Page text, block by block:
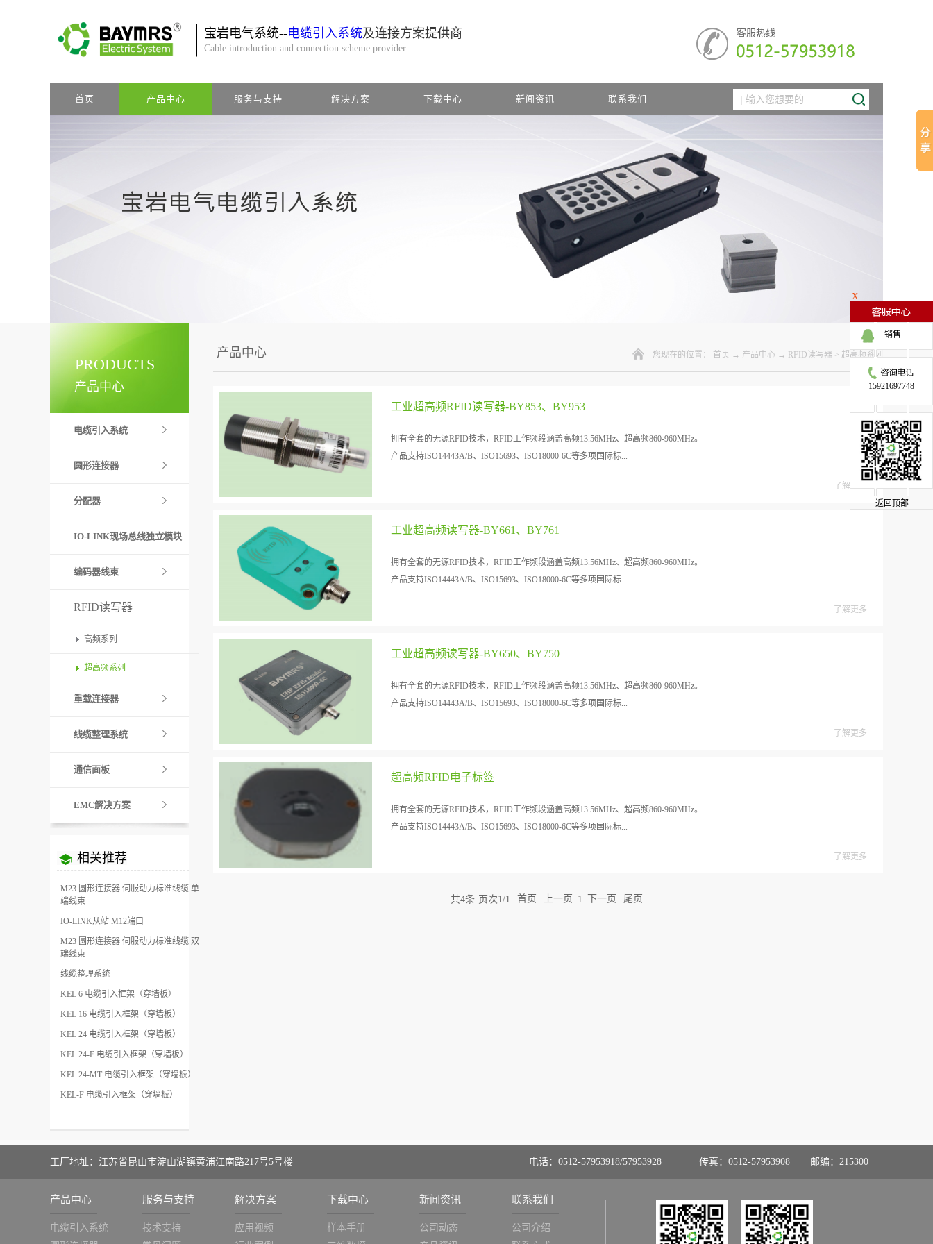
客服热线
宝岩电气系统--电缆引入系统及连接方案提供商
Cable introduction and connection scheme provider
首页 产品中心 服务与支持 解决方案 下载中心 新闻资讯 联系我们
产品中心
PRODUCTS
电缆引入系统
圆形连接器
分配器
IO-LINK现场总线独立模块
编码器线束
RFID读写器
高频系列
超高频系列
重载连接器
线缆整理系统
通信面板
EMC解决方案
相关推荐
M23 圆形连接器 伺服动力标准线缆 单
端线束
IO-LINK从站 M12端口
M23 圆形连接器 伺服动力标准线缆 双
端线束
线缆整理系统
KEL 6 电缆引入框架（穿墙板）
KEL 16 电缆引入框架（穿墙板）
KEL 24 电缆引入框架（穿墙板）
KEL 24-E 电缆引入框架（穿墙板）
KEL 24-MT 电缆引入框架（穿墙板）
KEL-F 电缆引入框架（穿墙板）
产品中心 您现在的位置： 首页 → 产品中心 → RFID读写器 > 超高频系列
工业超高频RFID读写器-BY853、BY953
拥有全套的无源RFID技术，RFID工作频段涵盖高频13.56MHz、超高频860-960MHz。
产品支持ISO14443A/B、ISO15693、ISO18000-6C等多项国际标...
了解更多
工业超高频读写器-BY661、BY761
拥有全套的无源RFID技术，RFID工作频段涵盖高频13.56MHz、超高频860-960MHz。
产品支持ISO14443A/B、ISO15693、ISO18000-6C等多项国际标...
了解更多
工业超高频读写器-BY650、BY750
拥有全套的无源RFID技术，RFID工作频段涵盖高频13.56MHz、超高频860-960MHz。
产品支持ISO14443A/B、ISO15693、ISO18000-6C等多项国际标...
了解更多
超高频RFID电子标签
拥有全套的无源RFID技术，RFID工作频段涵盖高频13.56MHz、超高频860-960MHz。
产品支持ISO14443A/B、ISO15693、ISO18000-6C等多项国际标...
了解更多
共4条 页次1/1 首页 上一页 1 下一页 尾页
工厂地址：江苏省昆山市淀山湖镇黄浦江南路217号5号楼 电话：0512-57953918/57953928 传真：0512-57953908 邮编：215300
产品中心
电缆引入系统
服务与支持
技术支持
解决方案
应用视频
下载中心
样本手册
新闻资讯
公司动态
联系我们
公司介绍
X
销售
15921697748
返回顶部